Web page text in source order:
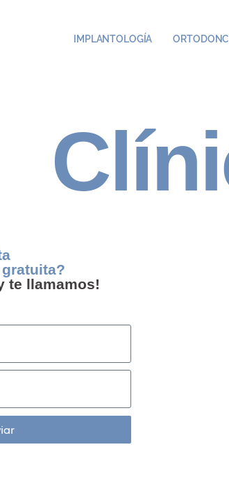
IMPLANTOLOGÍA
te llamamos!